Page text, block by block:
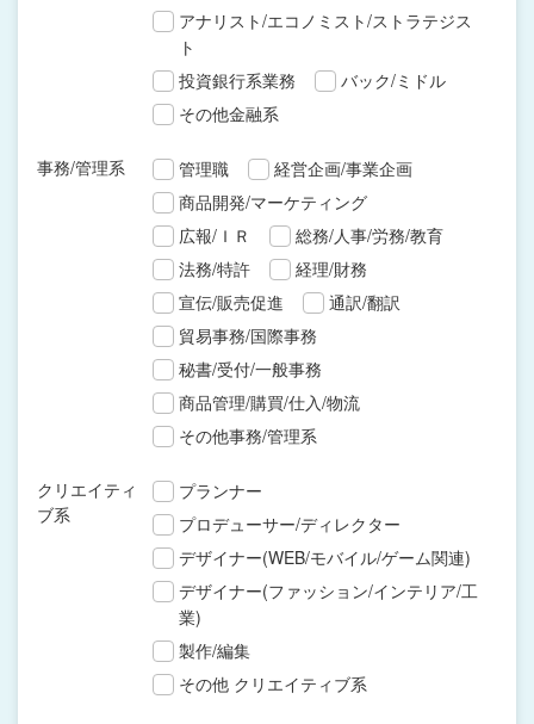
アナリスト/エコノミスト/ストラテジス
ト
投資銀行系業務
バック/ミドル
その他金融系
事務/管理系 管理職
経営企画/事業企画
商品開発/マーケティング
広報/ＩＲ
総務/人事/労務/教育
法務/特許
経理/財務
宣伝/販売促進
通訳/翻訳
貿易事務/国際事務
秘書/受付/一般事務
商品管理/購買/仕入/物流
その他事務/管理系
クリエイティ
ブ系
プランナー
プロデューサー/ディレクター
デザイナー(WEB/モバイル/ゲーム関連)
デザイナー(ファッション/インテリア/工
業)
製作/編集
その他 クリエイティブ系